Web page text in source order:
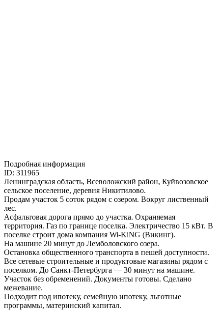
Подробная информация
ID: 311965
Ленинградская область, Всеволожский район, Куйвозовское
сельское поселение, деревня Никитилово.
Продам участок 5 соток рядом с озером. Вокруг лиственный
лес.
Асфальтовая дорога прямо до участка. Охраняемая
территория. Газ по границе поселка. Электричество 15 кВт. В
поселке строит дома компания Wi-KiNG (Викинг).
На машине 20 минут до Лемболовского озера.
Остановка общественного транспорта в пешей доступности.
Все сетевые строительные и продуктовые магазины рядом с
поселком. До Санкт-Петербурга — 30 минут на машине.
Участок без обременений. Документы готовы. Сделано
межевание.
Подходит под ипотеку, семейную ипотеку, льготные
программы, материнский капитал.